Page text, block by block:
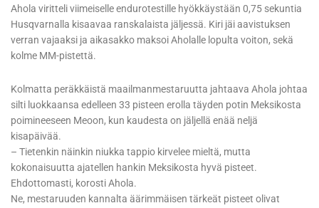
Ahola viritteli viimeiselle endurotestille hyökkäystään 0,75 sekuntia
Husqvarnalla kisaavaa ranskalaista jäljessä. Kiri jäi aavistuksen
verran vajaaksi ja aikasakko maksoi Aholalle lopulta voiton, sekä
kolme MM-pistettä.
Kolmatta peräkkäistä maailmanmestaruutta jahtaava Ahola johtaa
silti luokkaansa edelleen 33 pisteen erolla täyden potin Meksikosta
poimineeseen Meoon, kun kaudesta on jäljellä enää neljä
kisapäivää.
– Tietenkin näinkin niukka tappio kirvelee mieltä, mutta
kokonaisuutta ajatellen hankin Meksikosta hyvä pisteet.
Ehdottomasti, korosti Ahola.
Ne, mestaruuden kannalta äärimmäisen tärkeät pisteet olivat